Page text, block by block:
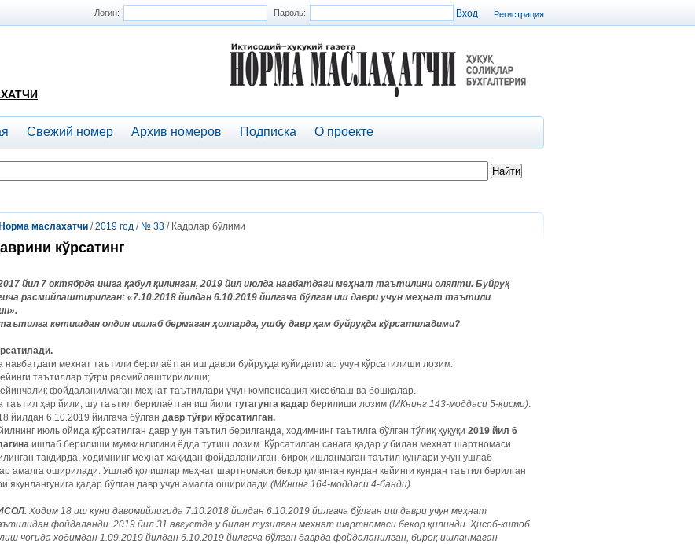
Регистрация
Логин: Пароль:
Свежий номер Архив номеров Подписка О проекте
Норма маслахатчи /2019 год / № 33 / Кадрлар бўлими
кўрсатинг
йил 7 октябрда ишга қабул қилинган, 2019 йил июлда навбатдаги меҳнат таътилини оляпти. Буйруқ
расмийлаштирилган: «7.10.2018 йилдан 6.10.2019 йилгача бўлган иш даври учун меҳнат таътили
кетишдан олдин ишлаб бермаган ҳолларда, ушбу давр ҳам буйруқда кўрсатиладими?
навбатдаги меҳнат таътили берилаётган иш даври буйруқда қуйидагилар учун кўрсатилиши лозим:
таътиллар тўғри расмийлаштирилиши;
фойдаланилмаган меҳнат таътиллари учун компенсация ҳисоблаш ва бошқалар.
таътил ҳар йили, шу таътил берилаётган иш йили тугагунга қадар берилиши лозим (МКнинг 143-моддаси 5-қисми).
йилдан 6.10.2019 йилгача бўлган давр тўғри кўрсатилган.
июль ойида кўрсатилган давр учун таътил берилганда, ходимнинг таътилга бўлган тўлиқ ҳуқуқи 2019 йил 6
ишлаб берилиши мумкинлигини ёдда тутиш лозим. Кўрсатилган санага қадар у билан меҳнат шартномаси
тақдирда, ходимнинг меҳнат ҳақидан фойдаланилган, бироқ ишланмаган таътил кунлари учун ушлаб
амалга оширилади. Ушлаб қолишлар меҳнат шартномаси бекор қилинган кундан кейинги кундан таътил берилган
якунлангунига қадар бўлган давр учун амалга оширилади (МКнинг 164-моддаси 4-банди).
Ходим 18 иш куни давомийлигида 7.10.2018 йилдан 6.10.2019 йилгача бўлган иш даври учун меҳнат
фойдаланди. 2019 йил 31 августда у билан тузилган меҳнат шартномаси бекор қилинди. Ҳисоб-китоб
чоғида ходимдан 1.09.2019 йилдан 6.10.2019 йилгача бўлган даврда фойдаланилган, бироқ ишланмаган